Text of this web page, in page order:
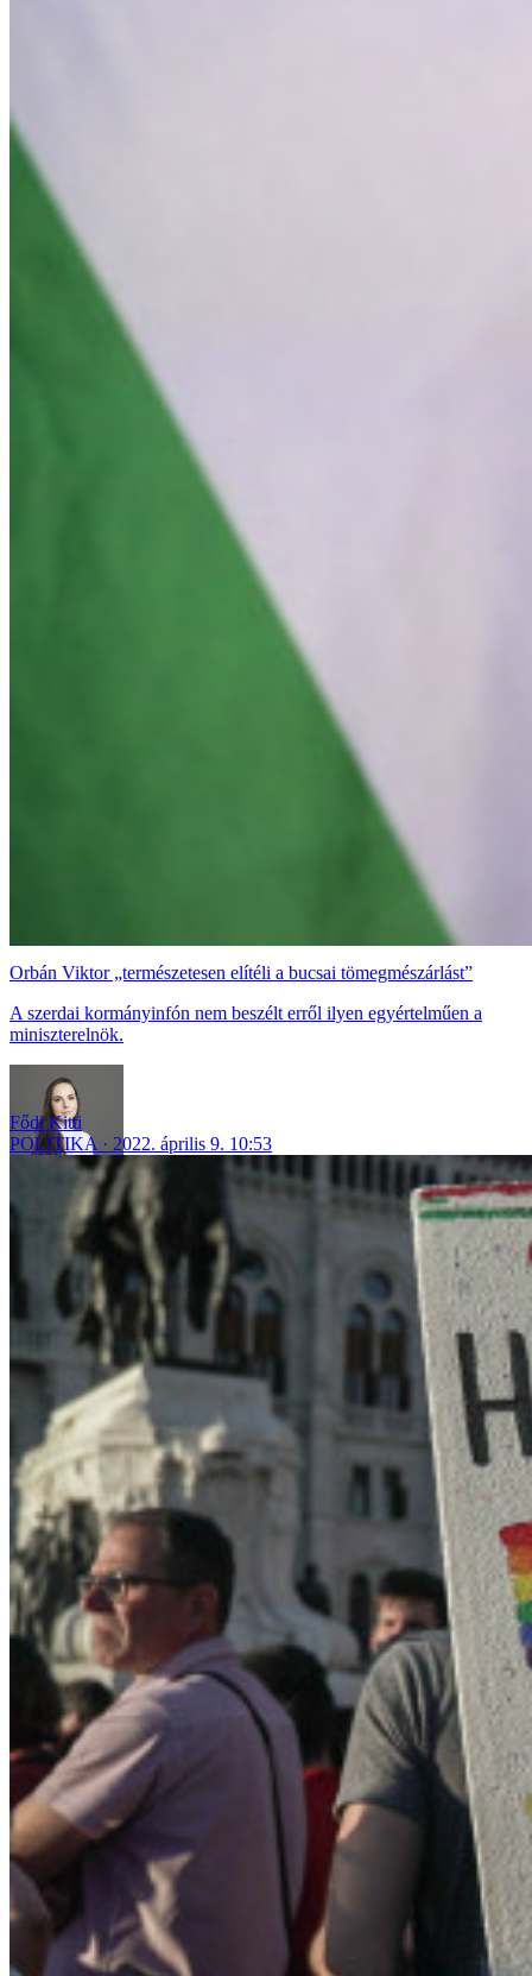
Orbán Viktor „természetesen elítéli a bucsai tömegmészárlást”
A szerdai kormányinfón nem beszélt erről ilyen egyértelműen a
miniszterelnök.
Fődi Kitti
POLITIKA
2022. április 9. 10:53